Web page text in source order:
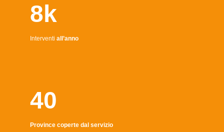
8k
Interventi all’anno
40
Province coperte dal servizio